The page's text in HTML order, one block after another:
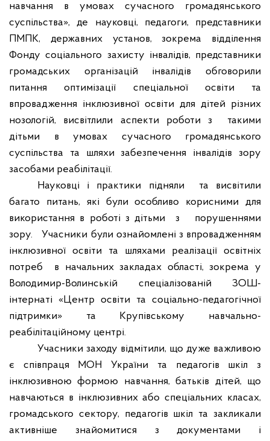
навчання в умовах сучасного громадянського
суспільства», де науковці, педагоги, представники
ПМПК, державних установ, зокрема відділення
Фонду соціального захисту інвалідів, представники
громадських організацій інвалідів обговорили
питання оптимізації спеціальної освіти та
впровадження інклюзивної освіти для дітей різних
нозологій, висвітлили аспекти роботи з
такими
дітьми в умовах сучасного громадянського
суспільства та шляхи забезпечення інвалідів зору
засобами реабілітації.
Науковці і практики підняли
та висвітили
багато питань, які були особливо корисними для
використання в роботі з дітьми
з
порушеннями
зору.
Учасники були ознайомлені з впровадженням
інклюзивної освіти та шляхами реалізації освітніх
потреб
в начальних закладах області, зокрема у
Володимир-Волинській спеціалізованій ЗОШ-
інтернаті «Центр освіти та соціально-педагогічної
підтримки» та Крупівському навчально-
реабілітаційному центрі.
Учасники заходу відмітили, що дуже важливою
є співпраця МОН України та педагогів шкіл з
інклюзивною формою навчання, батьків дітей, що
навчаються в інклюзивних або спеціальних класах,
громадського сектору, педагогів шкіл та закликали
активніше знайомитися з документами і